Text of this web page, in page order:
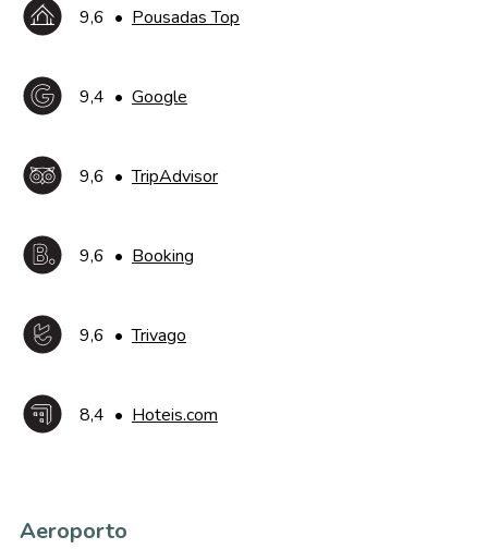
9,6 • Pousadas Top
9,4 • Google
9,6 •TripAdvisor
9,6 • Booking
9,6 •Trivago
8,4 • Hoteis.com
Aeroporto